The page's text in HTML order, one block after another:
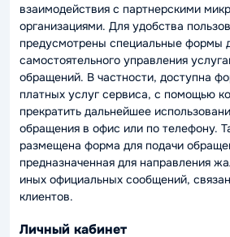
взаимодействия с партнерскими
организациями. Для удобства
предусмотрены специальные формы
самостоятельного управления
обращений. В частности, доступна
платных услуг сервиса, с помощью
прекратить дальнейшее
обращения в офис или по телефону.
размещена форма для подачи
предназначенная для направления
иных официальных сообщений,
клиентов.
Личный кабинет